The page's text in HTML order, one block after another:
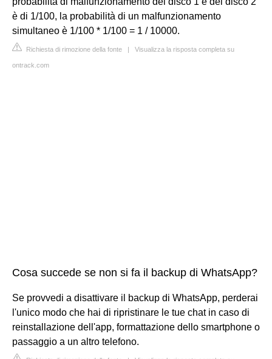
è di 1/100, la probabilità di un malfunzionamento
simultaneo è 1/100 * 1/100 = 1 / 10000.
Richiesta di rimozione della fonte | Visualizza la risposta completa su
ontrack.com
Cosa succede se non si fa il backup di WhatsApp?
Se provvedi a disattivare il backup di WhatsApp, perderai
l'unico modo che hai di ripristinare le tue chat in caso di
reinstallazione dell'app, formattazione dello smartphone o
passaggio a un altro telefono.